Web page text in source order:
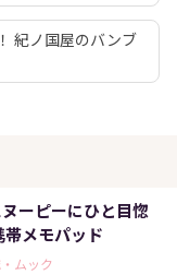
紀ノ国屋のバンブ
ヌーピーにひと目惚
メモパッド
ムック